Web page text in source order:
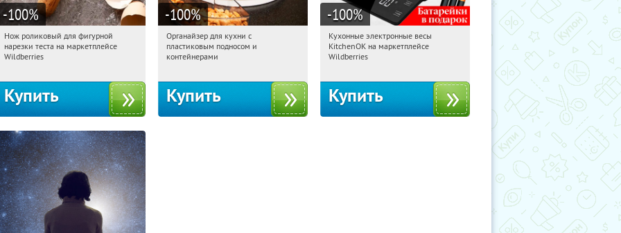
-100%
18:15:29 Получили:
Россия
Нож роликовый для фигурной
нарезки теста на маркетплейсе
Wildberries
Купить
-100%
18:15:29 Получили:
Россия
Органайзер для кухни с
пластиковым подносом и
контейнерами
Купить
-100%
18:15:29 Получили:
Россия
Кухонные электронные весы
KitchenOK на маркетплейсе
Wildberries
Купить